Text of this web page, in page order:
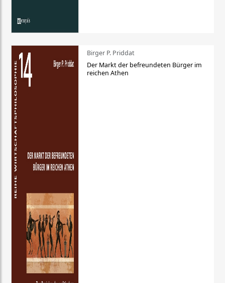
Birger P. Priddat
Der Markt der befreundeten Bürger im
reichen Athen